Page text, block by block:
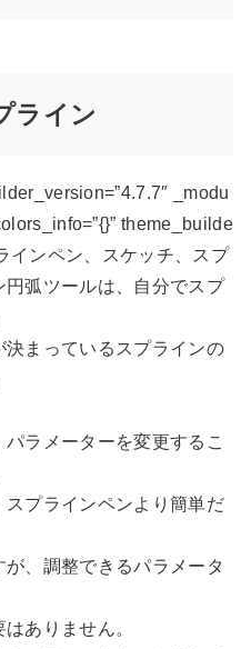
ライン
_modu
theme_builde
インペン、スケッチ、スプ
弧ツールは、自分でスプ
決まっているスプラインの
ラメーターを変更するこ
プラインペンより簡単だ
、調整できるパラメータ
ありません。